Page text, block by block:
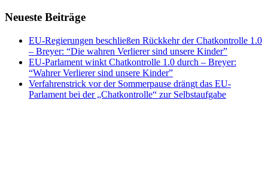
Neueste Beiträge
EU-Regierungen beschließen Rückkehr der Chatkontrolle 1.0
– Breyer: “Die wahren Verlierer sind unsere Kinder”
EU-Parlament winkt Chatkontrolle 1.0 durch – Breyer:
“Wahrer Verlierer sind unsere Kinder”
Verfahrenstrick vor der Sommerpause drängt das EU-
Parlament bei der „Chatkontrolle“ zur Selbstaufgabe